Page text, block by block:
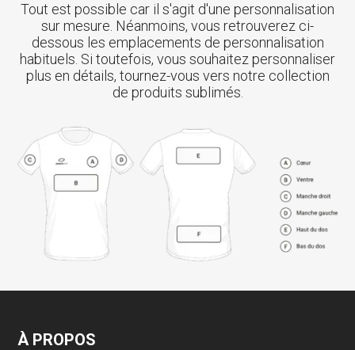
Tout est possible car il s'agit d'une personnalisation
sur mesure. Néanmoins, vous retrouverez ci-
dessous les emplacements de personnalisation
habituels. Si toutefois, vous souhaitez personnaliser
plus en détails, tournez-vous vers notre collection
de produits sublimés.
À PROPOS